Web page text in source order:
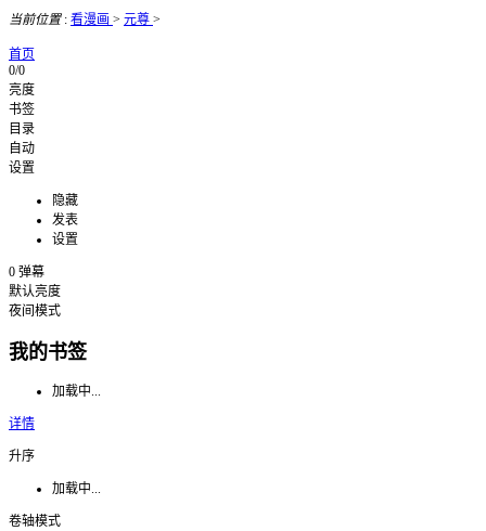
当前位置: 看漫画 > 元尊 >
首页
0/0
亮度
书签
目录
自动
设置
隐藏
发表
设置
0 弹幕
默认亮度
夜间模式
我的书签
加载中...
详情
升序
加载中...
卷轴模式